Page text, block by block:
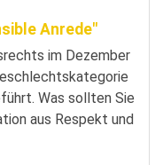
Anrede"
im Dezember
Was sollten Sie
aus Respekt und